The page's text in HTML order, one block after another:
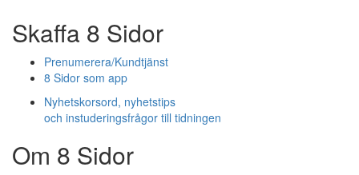
Skaffa 8 Sidor
Prenumerera/Kundtjänst
8 Sidor som app
Nyhetskorsord, nyhetstips
och instuderingsfrågor till tidningen
Om 8 Sidor